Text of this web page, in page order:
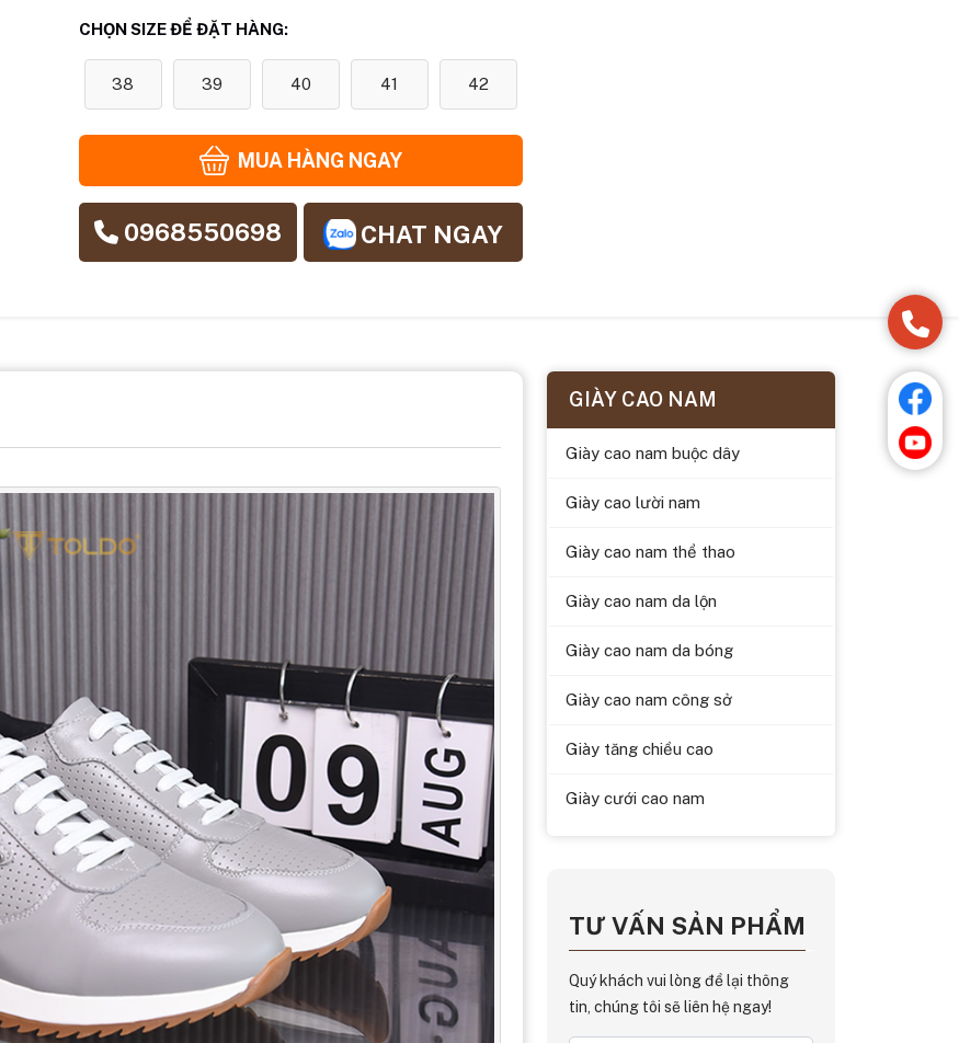
CHỌN SIZE ĐỂ ĐẶT HÀNG:
38 39 40 41 42
MUA HÀNG NGAY
0968550698 CHAT NGAY
GIÀY CAO NAM
Giày cao nam buộc dây
Giày cao lười nam
Giày cao nam thể thao
Giày cao nam da lộn
Giày cao nam da bóng
Giày cao nam công sở
Giày tăng chiều cao
Giày cưới cao nam
TƯ VẤN SẢN PHẨM
Quý khách vui lòng để lại thông
tin, chúng tôi sẽ liên hệ ngay!